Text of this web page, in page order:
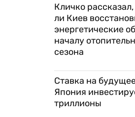
Кличко
ли Киев
энергетические
началу
сезона
Ставка на
Япония
триллионы